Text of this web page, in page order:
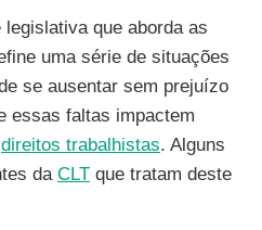
que aborda as
uma série de situações
se ausentar sem prejuízo
essas faltas impactem
direitos trabalhistas. Alguns
da CLT que tratam deste